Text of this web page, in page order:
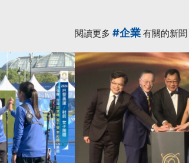
閱讀更多 #企業 有關的新聞